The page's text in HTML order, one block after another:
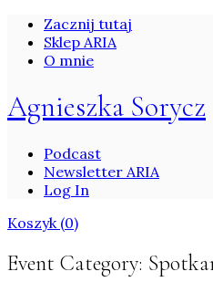
Zacznij tutaj
Sklep ARIA
O mnie
Agnieszka Sorycz
Podcast
Newsletter ARIA
Log In
Koszyk (0)
Event Category: